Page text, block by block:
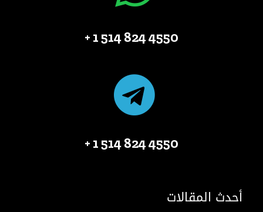
4550 824 514 1 +
4550 824 514 1 +
أحدث المقالات